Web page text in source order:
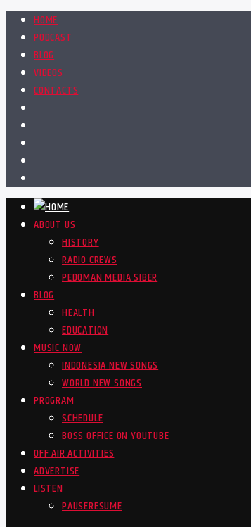
HOME
PODCAST
BLOG
VIDEOS
CONTACTS
ABOUT US
HISTORY
RADIO CREWS
PEDOMAN MEDIA SIBER
BLOG
HEALTH
EDUCATION
MUSIC NOW
INDONESIA NEW SONGS
WORLD NEW SONGS
PROGRAM
SCHEDULE
BOSS OFFICE ON YOUTUBE
OFF AIR ACTIVITIES
ADVERTISE
LISTEN
PAUSERESUME